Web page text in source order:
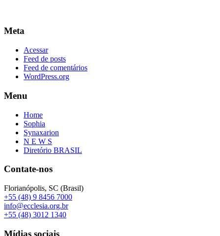
Meta
Acessar
Feed de posts
Feed de comentários
WordPress.org
Menu
Home
Sophia
Synaxarion
N E W S
Diretório BRASIL
Contate-nos
Florianópolis, SC (Brasil)
+55 (48) 9 8456 7000
info@ecclesia.org.br
+55 (48) 3012 1340
Mídias sociais